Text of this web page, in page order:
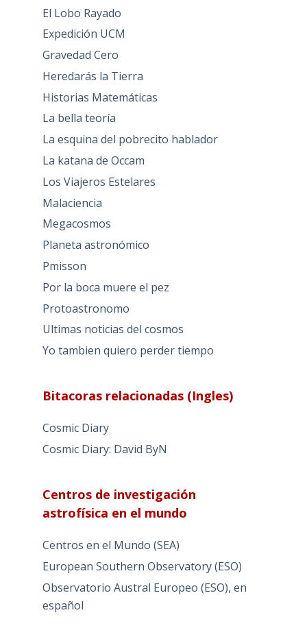
El Lobo Rayado
Expedición UCM
Gravedad Cero
Heredarás la Tierra
Historias Matemáticas
La bella teoría
La esquina del pobrecito hablador
La katana de Occam
Los Viajeros Estelares
Malaciencia
Megacosmos
Planeta astronómico
Pmisson
Por la boca muere el pez
Protoastronomo
Ultimas noticias del cosmos
Yo tambien quiero perder tiempo
Bitacoras relacionadas (Ingles)
Cosmic Diary
Cosmic Diary: David ByN
Centros de investigación
astrofísica en el mundo
Centros en el Mundo (SEA)
European Southern Observatory (ESO)
Observatorio Austral Europeo (ESO), en
español